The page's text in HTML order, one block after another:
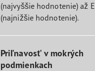
(najvyššie hodnotenie) až E
(najnižšie hodnotenie).
Priľnavosť v mokrých
podmienkach